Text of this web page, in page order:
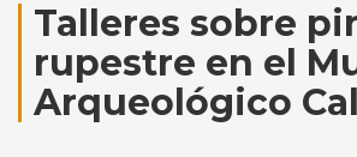
Talleres sobre
rupestre en el
Arqueológico